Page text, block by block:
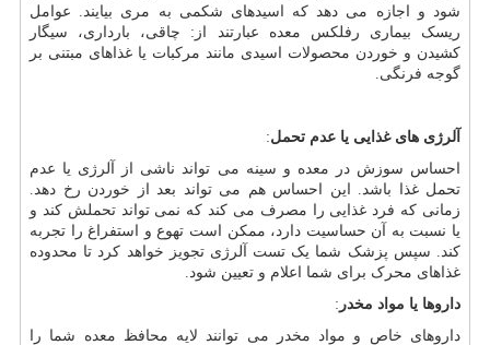
شود و اجازه می دهد که اسیدهای شکمی به مری بیایند. عوامل
ریسک بیماری رفلکس معده عبارتند از: چاقی، بارداری، سیگار
کشیدن و خوردن محصولات اسیدی مانند مرکبات یا غذاهای مبتنی بر
گوجه فرنگی.
آلرژی های غذایی یا عدم تحمل:
احساس سوزش در معده و سینه می تواند ناشی از آلرژی یا عدم
تحمل غذا باشد. این احساس هم می تواند بعد از خوردن رخ دهد.
زمانی که فرد غذایی را مصرف می کند که نمی تواند تحملش کند و
یا نسبت به آن حساسیت دارد، ممکن است تهوع و استفراغ را تجربه
کند. سپس پزشک شما یک تست آلرژی تجویز خواهد کرد تا محدوده
غذاهای محرک برای شما اعلام و تعیین شود.
داروها یا مواد مخدر :
داروهای خاص و مواد مخدر می توانند لایه محافظ معده شما را